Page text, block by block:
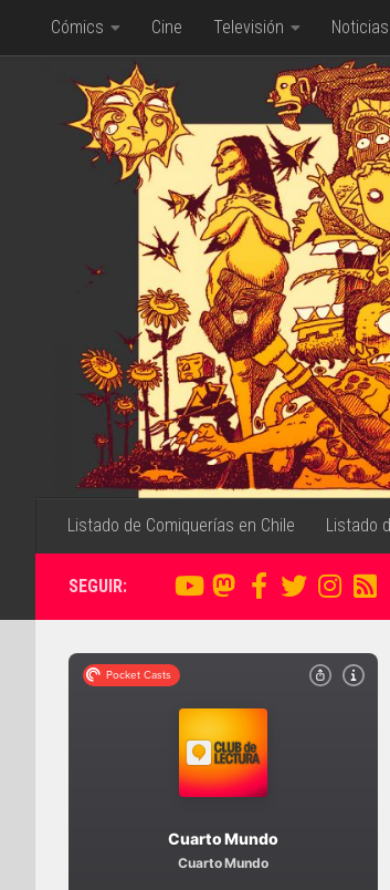
Saltar al contenido
Cómics Cine Televisión Noticias
Listado de Comiquerías en Chile Listado
SEGUIR: